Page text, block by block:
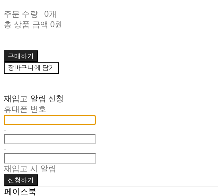
주문 수량
0개
총 상품 금액 0원
구매하기
장바구니에 담기
재입고 알림 신청
휴대폰 번호
-
-
재입고 시 알림
신청하기
페이스북